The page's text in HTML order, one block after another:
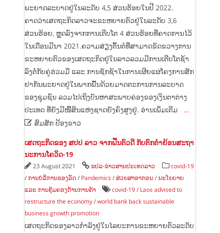
ພະຍາດລະບາດຢູ່ໃນລະດັບ 4,5 ສ່ວນຮ້ອຍໃນປີ 2022.
ຄາດວ່າເສດຖະກິດລາວຈະຂະຫຍາຍຕົວຢູ່ໃນລະດັບ 3,6
ສ່ວນຮ້ອຍ, ຫຼຸດລົງຈາກການເຕີບໂຕ 4 ສ່ວນຮ້ອຍທີ່ຄາດການໄວ້
ໃນເດືອນມີນາ 2021.ຄວາມສ່ຽງຕົ້ນຕໍທີ່ສາມາດຂັດຂວາງການ
ຂະຫຍາຍຕົວຂອງເສດຖະກິດຢູ່ໃນລາວລວມມີການເຕີບໂຕຊ້າ
ລົງຕໍ່ກັບຄູ່ຮ່ວມມື ແລະ ການຊັກຊ້າໃນການເຜີຍແຜ່ໂຄງການສັກ
ຢາກັນພະຍາດຢູ່ໃນພາກພື້ນດ້ວຍມາດຕະການການລະບາດ
ຂອງຊຸມຊົນ ລວມໄປເຖິງບັນຫາສະພາບຄ່ອງຂອງເງິນຕາຕ່າງ
ປະເທດ ທີ່ຍັງມີໜີ້ສິນແຫ່ງຊາດຍັງຄົງສູງຢູ່. ອ່ານເພິ່ມເຕີມ ...
ສົມສັກ ປ້ອງຂາວ
ເສດຖະກິດຂອງ ສປປ ລາວ ຈາກຟື້ນຕົວດີ ກັບຕົກຕ່ຳຍ້ອນສະຖາ
ນະການໂຄວິດ-19
23 August 2021 ຂປລ-ຂ່າວສານປະເທດລາວ
covid-19
/ການບໍລິການຂອງລັດ / Pandemics /ສ່ວຍສາອາກອນ /ນະໂຍບາຍ
ແລະ ການຄຸ້ມຄອງດ້ານການຄ້າ
covid-19 / Laos advised to
restructure the economy /world bank back sustainable
business growth promotion
ເສດຖະກິດຂອງລາວກໍາລັງຢູ່ໃນໄລຍະການຂະຫຍາຍຕົວລະດັບ